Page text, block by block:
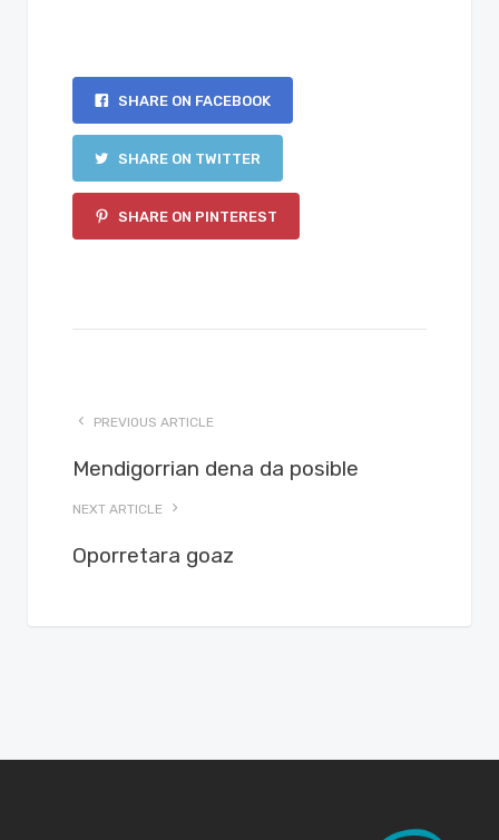
SHARE ON FACEBOOK
SHARE ON TWITTER
SHARE ON PINTEREST
PREVIOUS ARTICLE
Mendigorrian dena da posible
NEXT ARTICLE
Oporretara goaz